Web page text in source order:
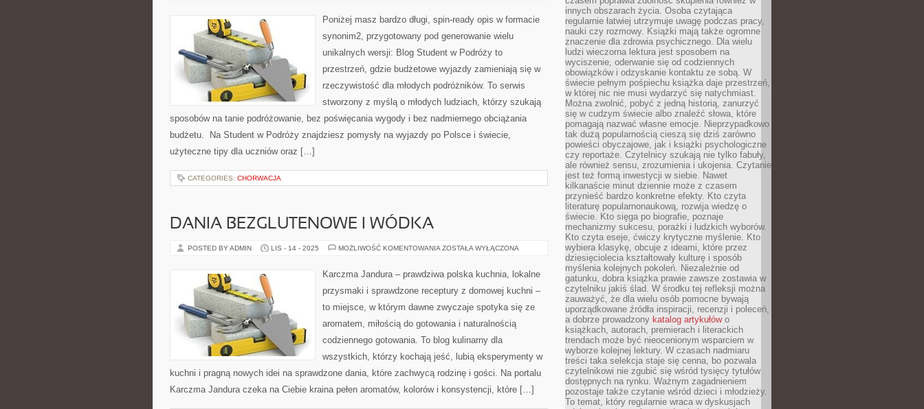
Poniżej masz bardzo długi, spin-ready opis w formacie
synonim2, przygotowany pod generowanie wielu
unikalnych wersji: Blog Student w Podróży to
przestrzeń, gdzie budżetowe wyjazdy zamieniają się w
rzeczywistość dla młodych podróżników. To serwis
stworzony z myślą o młodych ludziach, którzy szukają
sposobów na tanie podróżowanie, bez poświęcania wygody i bez nadmiernego obciążania
budżetu. Na Student w Podróży znajdziesz pomysły na wyjazdy po Polsce i świecie,
użyteczne tipy dla uczniów oraz […]
CATEGORIES: CHORWACJA
DANIA BEZGLUTENOWE I WÓDKA
POSTED BY ADMIN LIS - 14 - 2025 MOŻLIWOŚĆ KOMENTOWANIA DANIA
WÓDKA
ZOSTAŁA WYŁĄCZONA
Karczma Jandura – prawdziwa polska kuchnia, lokalne
przysmaki i sprawdzone receptury z domowej kuchni –
to miejsce, w którym dawne zwyczaje spotyka się ze
aromatem, miłością do gotowania i naturalnością
codziennego gotowania. To blog kulinarny dla
wszystkich, którzy kochają jeść, lubią eksperymenty w
kuchni i pragną nowych idei na sprawdzone dania, które zachwycą rodzinę i gości. Na portalu
Karczma Jandura czeka na Ciebie kraina pełen aromatów, kolorów i konsystencji, które […]
innych obszarach życia. Osoba czytająca
regularnie łatwiej utrzymuje uwagę podczas pracy,
nauki czy rozmowy. Książki mają także ogromne
znaczenie dla zdrowia psychicznego. Dla wielu
ludzi wieczorna lektura jest sposobem na
wyciszenie, oderwanie się od codziennych
obowiązków i odzyskanie kontaktu ze sobą. W
świecie pełnym pośpiechu książka daje przestrzeń,
w której nic nie musi wydarzyć się natychmiast.
Można zwolnić, pobyć z jedną historią, zanurzyć
się w cudzym świecie albo znaleźć słowa, które
pomagają nazwać własne emocje. Nieprzypadkowo
tak dużą popularnością cieszą się dziś zarówno
powieści obyczajowe, jak i książki psychologiczne
czy reportaże. Czytelnicy szukają nie tylko fabuły,
ale również sensu, zrozumienia i ukojenia. Czytanie
jest też formą inwestycji w siebie. Nawet
kilkanaście minut dziennie może z czasem
przynieść bardzo konkretne efekty. Kto czyta
literaturę popularnonaukową, rozwija wiedzę o
świecie. Kto sięga po biografie, poznaje
mechanizmy sukcesu, porażki i ludzkich wyborów.
Kto czyta eseje, ćwiczy krytyczne myślenie. Kto
wybiera klasykę, obcuje z ideami, które przez
dziesięciolecia kształtowały kulturę i sposób
myślenia kolejnych pokoleń. Niezależnie od
gatunku, dobra książka prawie zawsze zostawia w
czytelniku jakiś ślad. W środku tej refleksji można
zauważyć, że dla wielu osób pomocne bywają
uporządkowane źródła inspiracji, recenzji i poleceń,
a dobrze prowadzony katalog artykułówo
książkach, autorach, premierach i literackich
trendach może być nieocenionym wsparciem w
wyborze kolejnej lektury. W czasach nadmiaru
treści taka selekcja staje się cenna, bo pozwala
czytelnikowi nie zgubić się wśród tysięcy tytułów
dostępnych na rynku. Ważnym zagadnieniem
pozostaje także czytanie wśród dzieci i młodzieży.
To temat, który regularnie wraca w dyskusjach